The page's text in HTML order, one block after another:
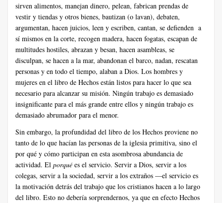
sirven alimentos, manejan dinero, pelean, fabrican prendas de
vestir y tiendas y otros bienes, bautizan (o lavan), debaten,
argumentan, hacen juicios, leen y escriben, cantan, se defienden a
sí mismos en la corte, recogen madera, hacen fogatas, escapan de
multitudes hostiles, abrazan y besan, hacen asambleas, se
disculpan, se hacen a la mar, abandonan el barco, nadan, rescatan
personas y en todo el tiempo, alaban a Dios. Los hombres y
mujeres en el libro de Hechos están listos para hacer lo que sea
necesario para alcanzar su misión. Ningún trabajo es demasiado
insignificante para el más grande entre ellos y ningún trabajo es
demasiado abrumador para el menor.
Sin embargo, la profundidad del libro de los Hechos proviene no
tanto de lo que hacían las personas de la iglesia primitiva, sino el
por qué y cómo participan en esta asombrosa abundancia de
actividad. El porqué es el servicio. Servir a Dios, servir a los
colegas, servir a la sociedad, servir a los extraños —el servicio es
la motivación detrás del trabajo que los cristianos hacen a lo largo
del libro. Esto no debería sorprendernos, ya que en efecto Hechos